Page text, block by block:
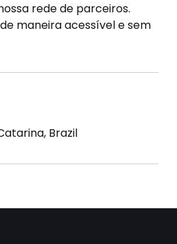
rede de parceiros.
maneira acessível e sem
Brazil